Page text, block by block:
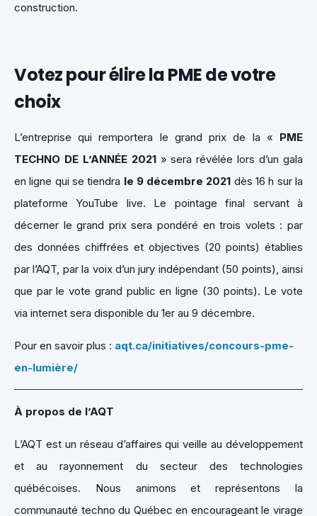
construction.
Votez pour élire la PME de votre
choix
L’entreprise qui remportera le grand prix de la « PME
TECHNO DE L’ANNÉE 2021» sera révélée lors d’un gala
en ligne qui se tiendra le 9 décembre 2021 dès 16 h sur la
plateforme YouTube live. Le pointage final servant à
décerner le grand prix sera pondéré en trois volets : par
des données chiffrées et objectives (20 points) établies
par l’AQT, par la voix d’un jury indépendant (50 points), ainsi
que par le vote grand public en ligne (30 points). Le vote
via internet sera disponible du 1er au 9 décembre.
Pour en savoir plus : aqt.ca/initiatives/concours-pme-
en-lumière/
À propos de l’AQT
L’AQT est un réseau d’affaires qui veille au développement
et au rayonnement du secteur des technologies
québécoises. Nous animons et représentons la
communauté techno du Québec en encourageant le virage